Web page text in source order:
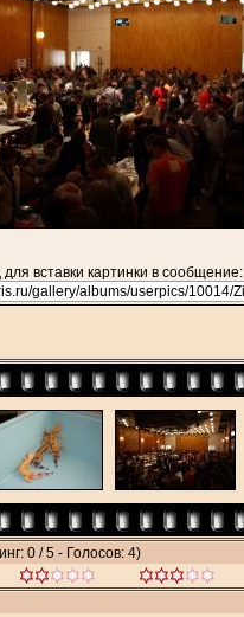
для вставки картинки в сообщение:
0 / 5 - Голосов: 4)